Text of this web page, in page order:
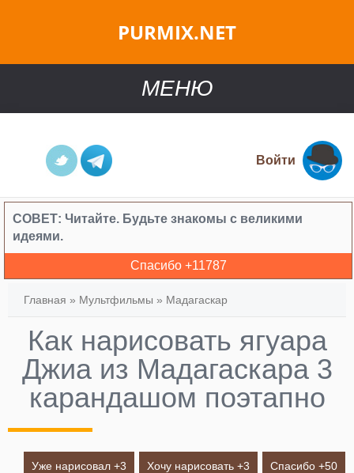
PURMIX.NET
МЕНЮ
Войти
СОВЕТ: Читайте. Будьте знакомы с великими
идеями.
Спасибо +11787
Главная » Мультфильмы » Мадагаскар
Как нарисовать ягуара
Джиа из Мадагаскара 3
карандашом поэтапно
Уже нарисовал +3 Хочу нарисовать +3 Спасибо +50